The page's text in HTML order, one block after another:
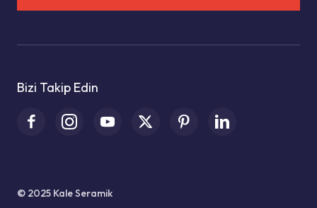
Bizi Takip Edin
© 2025 Kale Seramik